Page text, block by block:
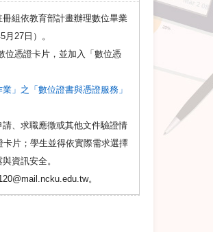
組依教育部計畫辦理數位畢業
27日）。
位憑證卡片，並加入「數位憑
」之「數位證書與憑證服務」
、求職應徵或其他文件驗證情
片；學生並得依實際需求選擇
資訊安全。
。